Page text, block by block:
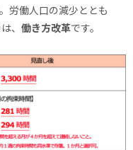
労働人口の減少ととも
、 働き方改革です。